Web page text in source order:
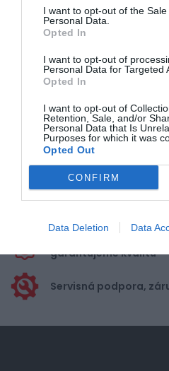
I want to opt-out of the
Personal Data.
Opted In
I want to opt-out of
Personal Data for Targeted
Opted In
I want to opt-out of
Retention, Sale, and/or
Personal Data that Is
Purposes for which it was
Opted Out
CONFIRM
Data Deletion Data
Pre pridanie
Doprava zadarmo pri
nákupe nad 100,00 €
Bezpečná platba
garantujeme kvalitu
Servisná podpora,